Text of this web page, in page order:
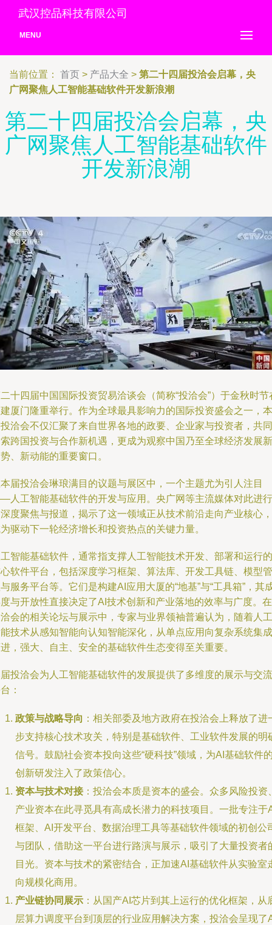
武汉控品科技有限公司
MENU
当前位置： 首页 > 产品大全 > 第二十四届投洽会启幕，央
广网聚焦人工智能基础软件开发新浪潮
第二十四届投洽会启幕，央
广网聚焦人工智能基础软件
开发新浪潮
十四届中国国际投资贸易洽谈会（简称“投洽会”）于金秋时节
厦门隆重举行。作为全球最具影响力的国际投资盛会之一，本
洽会不仅汇聚了来自世界各地的政要、企业家与投资者，共同
跨国投资与合作新机遇，更成为观察中国乃至全球经济发展新
、新动能的重要窗口。
届投洽会琳琅满目的议题与展区中，一个主题尤为引人注目
人工智能基础软件的开发与应用。央广网等主流媒体对此进行
度聚焦与报道，揭示了这一领域正从技术前沿走向产业核心，
驱动下一轮经济增长和投资热点的关键力量。
智能基础软件，通常指支撑人工智能技术开发、部署和运行的
软件平台，包括深度学习框架、算法库、开发工具链、模型管
服务平台等。它们是构建AI应用大厦的“地基”与“工具箱”，其
与开放性直接决定了AI技术创新和产业落地的效率与广度。在
会的相关论坛与展示中，专家与业界领袖普遍认为，随着人工
技术从感知智能向认知智能深化，从单点应用向复杂系统集成
，强大、自主、安全的基础软件生态变得至关重要。
投洽会为人工智能基础软件的发展提供了多维度的展示与交流
：
政策与战略导向 ：相关部委及地方政府在投洽会上释放了进
步支持核心技术攻关，特别是基础软件、工业软件发展的明
信号。鼓励社会资本投向这些“硬科技”领域，为AI基础软件
创新研发注入了政策信心。
资本与技术对接：投洽会本质是资本的盛会。众多风险投资
产业资本在此寻觅具有高成长潜力的科技项目。一批专注于
框架、AI开发平台、数据治理工具等基础软件领域的初创公
与团队，借助这一平台进行路演与展示，吸引了大量投资者
目光。资本与技术的紧密结合，正加速AI基础软件从实验室
向规模化商用。
产业链协同展示 ：从国产AI芯片到其上运行的优化框架，从
层算力调度平台到顶层的行业应用解决方案，投洽会呈现了